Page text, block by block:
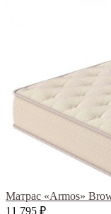
Матрас «Armos»
11 795 ₽